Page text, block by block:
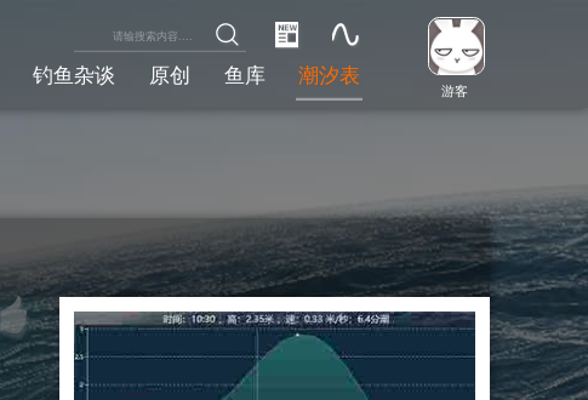
游客
钓鱼杂谈 原创 鱼库 潮汐表